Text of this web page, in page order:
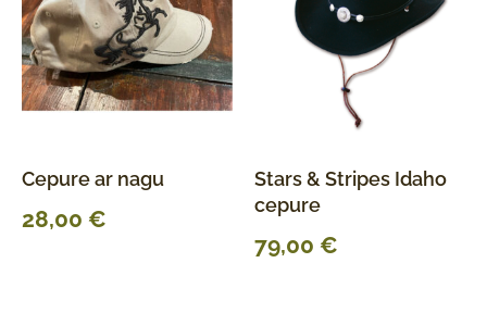
Cepure ar nagu
28,00 €
Stars & Stripes Idaho
cepure
79,00 €